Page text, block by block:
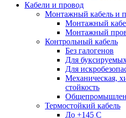
Кабели и провод
Монтажный кабель и
Монтажный
Монтажный
Контрольный кабель
Без галогенов
Для
Для
Механическая,
стойкость
Термостойкий кабель
До +145 С